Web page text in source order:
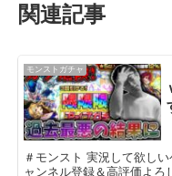
関連記事
モンストガチャ
＃モンスト 実況して欲し
ャンネル登録＆高評価よ